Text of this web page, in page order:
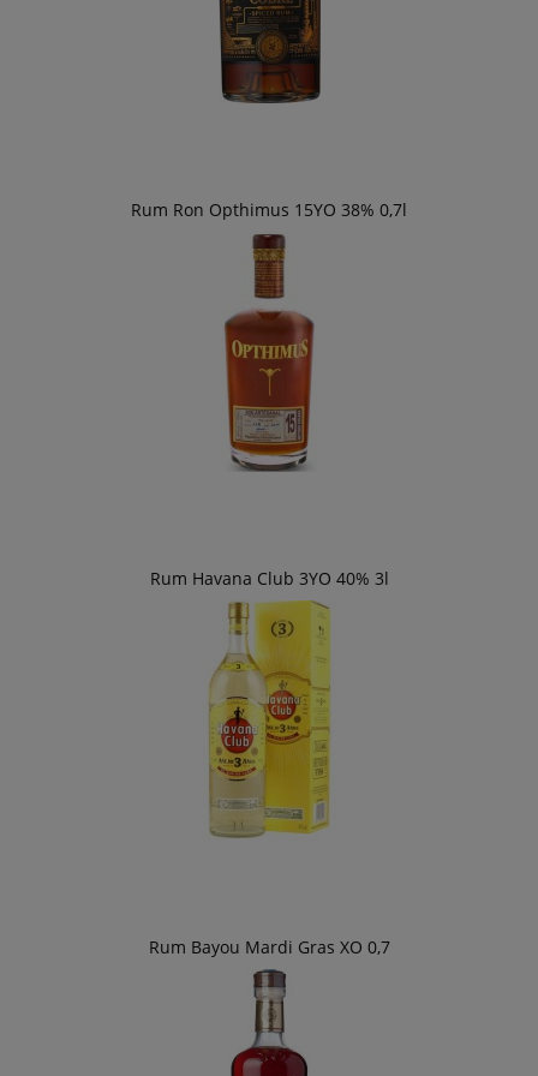
Rum Ron Opthimus 15YO 38% 0,7l
Rum Havana Club 3YO 40% 3l
Rum Bayou Mardi Gras XO 0,7